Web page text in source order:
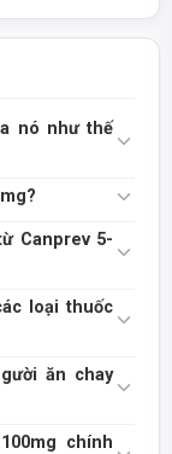
nó như thế
Canprev 5-
loại thuốc
ăn chay
chính